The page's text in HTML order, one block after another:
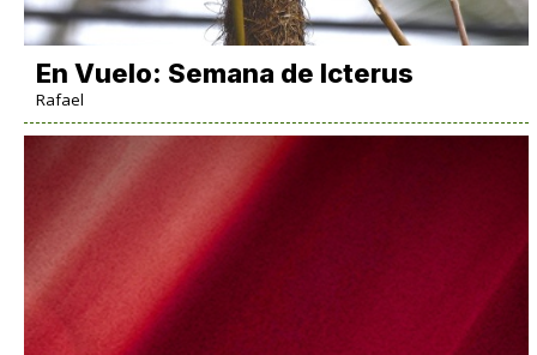
En Vuelo: Semana de Icterus
Rafael